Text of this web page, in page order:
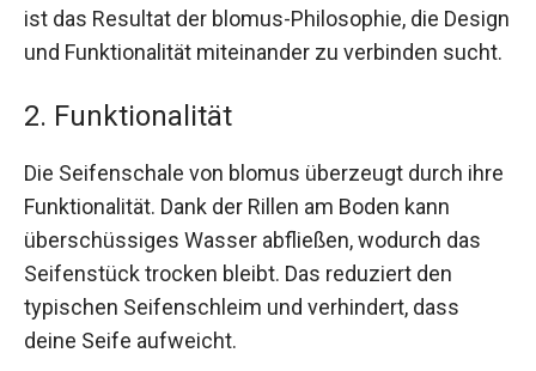
ist das Resultat der blomus-Philosophie, die Design
und Funktionalität miteinander zu verbinden sucht.
2. Funktionalität
Die Seifenschale von blomus überzeugt durch ihre
Funktionalität. Dank der Rillen am Boden kann
überschüssiges Wasser abfließen, wodurch das
Seifenstück trocken bleibt. Das reduziert den
typischen Seifenschleim und verhindert, dass
deine Seife aufweicht.